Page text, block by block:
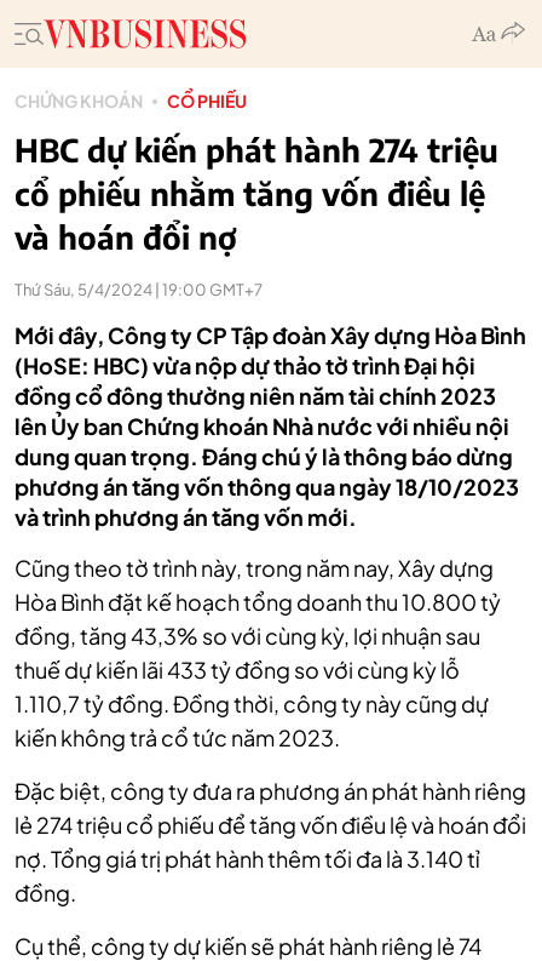
CHỨNG KHOÁN CỔ PHIẾU
HBC dự kiến phát hành 274 triệu
cổ phiếu nhằm tăng vốn điều lệ
và hoán đổi nợ
Thứ Sáu, 5/4/2024 | 19:00 GMT+7
Mới đây, Công ty CP Tập đoàn Xây dựng Hòa Bình
(HoSE: HBC) vừa nộp dự thảo tờ trình Đại hội
đồng cổ đông thường niên năm tài chính 2023
lên Ủy ban Chứng khoán Nhà nước với nhiều nội
dung quan trọng. Đáng chú ý là thông báo dừng
phương án tăng vốn thông qua ngày 18/10/2023
và trình phương án tăng vốn mới.
Cũng theo tờ trình này, trong năm nay, Xây dựng
Hòa Bình đặt kế hoạch tổng doanh thu 10.800 tỷ
đồng, tăng 43,3% so với cùng kỳ, lợi nhuận sau
thuế dự kiến lãi 433 tỷ đồng so với cùng kỳ lỗ
1.110,7 tỷ đồng. Đồng thời, công ty này cũng dự
kiến không trả cổ tức năm 2023.
Đặc biệt, công ty đưa ra phương án phát hành riêng
lẻ 274 triệu cổ phiếu để tăng vốn điều lệ và hoán đổi
nợ. Tổng giá trị phát hành thêm tối đa là 3.140 tỉ
đồng.
Cụ thể, công ty dự kiến sẽ phát hành riêng lẻ 74